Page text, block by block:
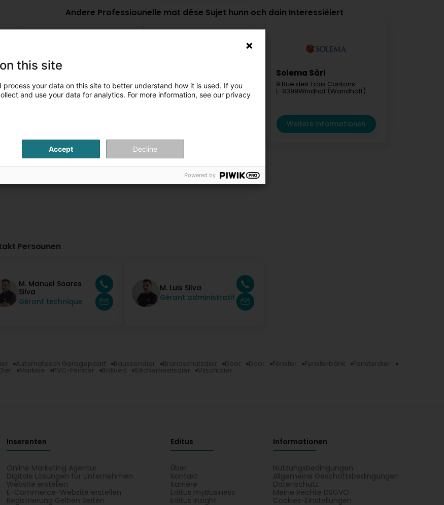
Andere Professiounelle mat dëse Sujet hunn och dain Interessiéiert
ETS Euro-Technique
Services
96 Route de Boudersberg
L-3428
1 Rue Nicolas Glesener L-6131
Junglinster (Jonglënster)
Solema Sàrl
9 Rue des Trois Cantons
L-8399Windhof (Wandhaff)
Weitere Informationen
Persounen
M. Manuel Soares
Silva
Gérant technique
M. Luis Silva
Gérant administratif
Automatesch Garagepaart Baussendier Brandschutzdier Door Door Fënster Fensterbänk Fensterdier
Markise PVC-Fënster Rollued Sécherheetsdier Viischtdier
Inserenten
Online Marketing Agentur
Digitale Lösungen für Unternehmen
Website erstellen
E-Commerce-Website erstellen
Registrierung Gelben Seiten
Editus
Über
Kontakt
Karriere
Editus myBusiness
Editus Insight
Informationen
Nutzungsbedingungen
Allgemeine Geschäftsbedingungen
Datenschutz
Meine Rechte DSGVO
Cookies-Einstellungen
this site
process your data on this site to better understand how it is used. If you
and use your data for analytics. For more information, see our privacy
Accept Decline
Powered by